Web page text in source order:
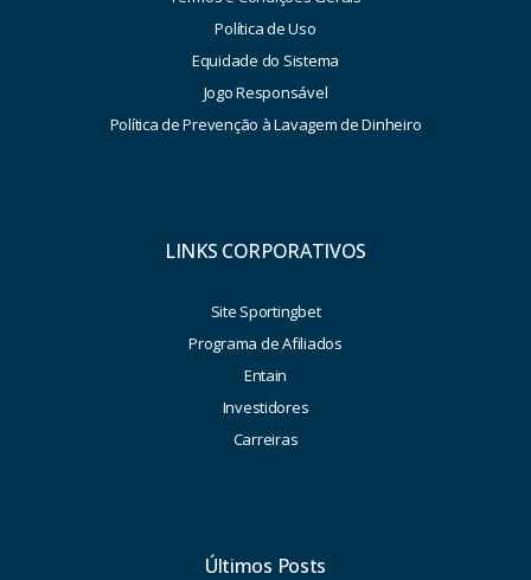
Política de Uso
Equidade do Sistema
Jogo Responsável
Política de Prevenção à Lavagem de Dinheiro
LINKS CORPORATIVOS
Site Sportingbet
Programa de Afiliados
Entain
Investidores
Carreiras
Últimos Posts